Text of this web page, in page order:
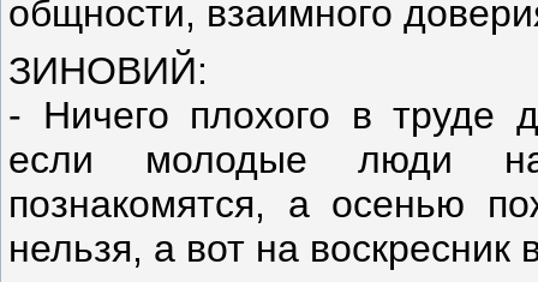
общности, взаимного
ЗИНОВИЙ:
- Ничего плохого в труде
если молодые люди
познакомятся, а осенью
нельзя, а вот на воскресник